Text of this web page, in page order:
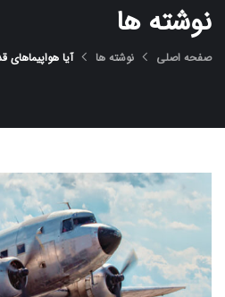
نوشته ها
صفحه اصلی نوشته ها آیا